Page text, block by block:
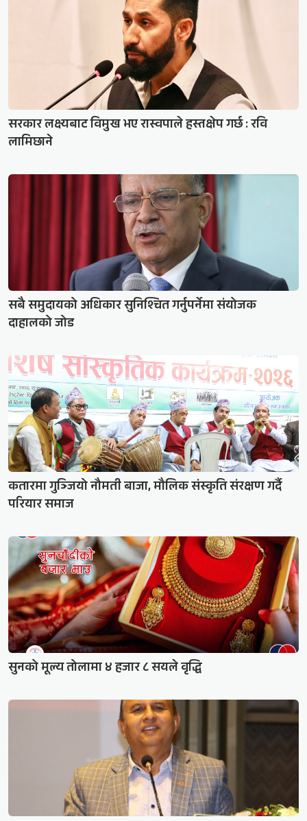
सरकार लक्ष्यबाट विमुख भए रास्वपाले हस्तक्षेप गर्छ : रवि
लामिछाने
सबै समुदायको अधिकार सुनिश्चित गर्नुपर्नेमा संयोजक
दाहालको जोड
कतारमा गुञ्जियो नौमती बाजा, मौलिक संस्कृति संरक्षण गर्दै
परियार समाज
सुनको मूल्य तोलामा ४ हजार ८ सयले वृद्धि